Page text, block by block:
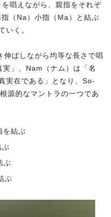
唱えながら、親指をそれぞ
（Na）小指（Ma）と結ぶ
いく。
ばしながら均等な長さで唱
」、Nam（ナム）は「名
実在である」となり、So-
源的なマントラの一つであ
を結ぶ
ぶ
ぶ
ぶ